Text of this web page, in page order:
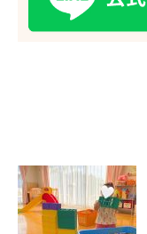
#イベント#公園#教えたい
#教えたい/こんなの見つ